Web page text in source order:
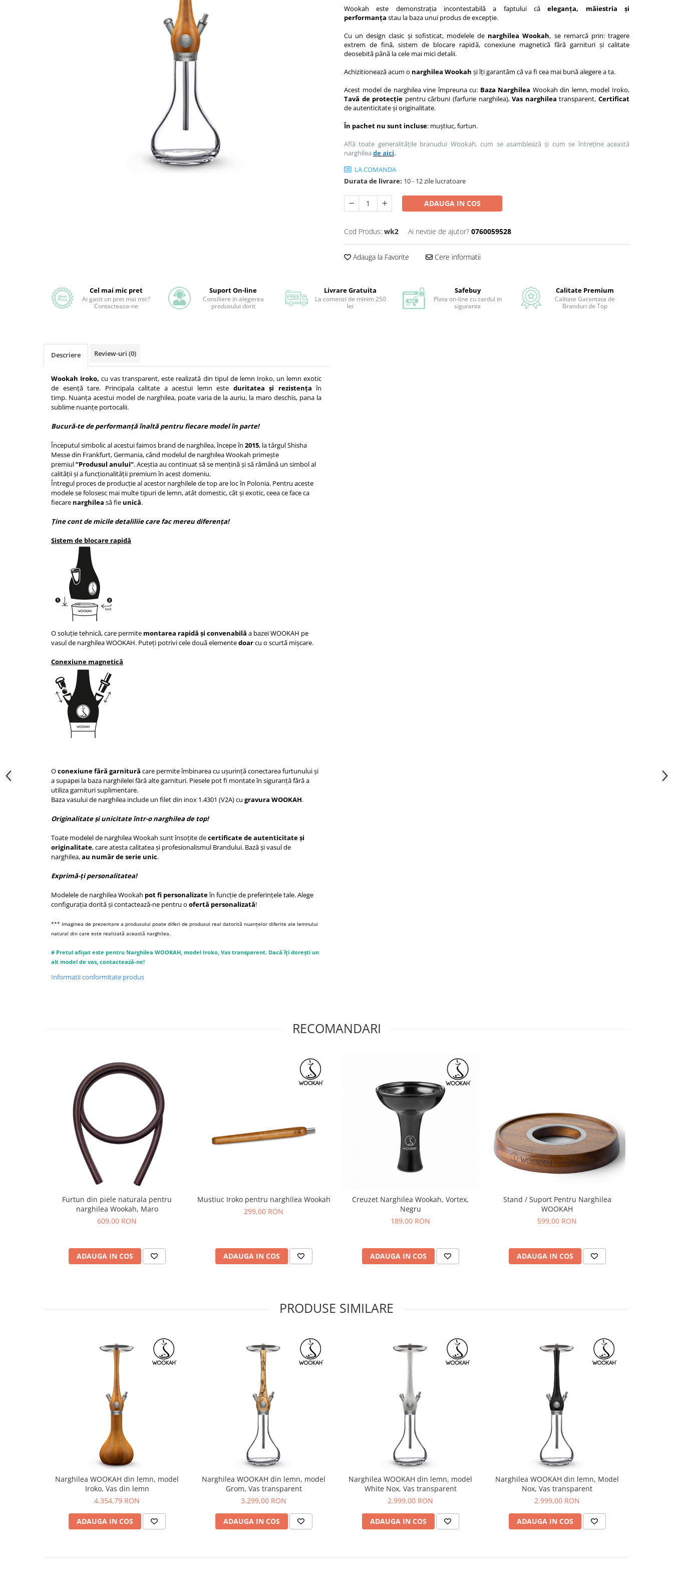
Wookah este demonstrația incontestabilă a faptului că eleganța, măiestria și
performanța stau la baza unui produs de excepție.
Cu un design clasic și sofisticat, modelele de narghilea Wookah, se remarcă prin: tragere
extrem de fină, sistem de blocare rapidă, conexiune magnetică fără garnituri și calitate
deosebită până la cele mai mici detalii.
Achizitionează acum o narghilea Wookah și îți garantăm că va fi cea mai bună alegere a ta.
Acest model de narghilea vine împreuna cu: Baza Narghilea Wookah din lemn, model Iroko,
Tavă de protecție pentru cărbuni (farfurie narghilea),Vas narghilea transparent,Certificat
de autenticitate și originalitate.
În pachet nu sunt incluse: muștiuc, furtun.
Află toate generalitățile branudui Wookah, cum se asamblează și cum se întreține această
narghilea de aici.
LA COMANDA
Durata de livrare: 10 - 12 zile lucratoare
ADAUGA IN COS
Cod Produs: wk2 Ai nevoie de ajutor? 0760059528
Adauga la Favorite Cere informatii
Cel mai mic pret
Ai gasit un pret mai mic?
Contacteaza-ne
Suport On-line
Consiliere in alegerea
produsului dorit
Livrare Gratuita
La comenzi de minim 250
lei
Safebuy
Plata on-line cu cardul in
siguranta
Calitate Premium
Calitate Garantata de
Branduri de Top
Descriere Review-uri (0)
Wookah Iroko, cu vas transparent, este realizată din tipul de lemn Iroko, un lemn exotic
de esență tare. Principala calitate a acestui lemn este duritatea și rezistența în
timp. Nuanța acestui model de narghilea, poate varia de la auriu, la maro deschis, pana la
sublime nuanțe portocalii.
Bucură-te de performanță înaltă pentru fiecare model în parte!
Începutul simbolic al acestui faimos brand de narghilea, începe în 2015, la târgul Shisha
Messe din Frankfurt, Germania, când modelul de narghilea Wookah primește
premiul”Produsul anului”. Aceștia au continuat să se mențină și să rămână un simbol al
calității și a funcționalității premium în acest domeniu.
Întregul proces de producție al acestor narghilele de top are loc în Polonia. Pentru aceste
modele se folosesc mai multe tipuri de lemn, atât domestic, cât și exotic, ceea ce face ca
fiecare narghilea să fie unică.
Ține cont de micile detaliliie care fac mereu diferența!
Sistem de blocare rapidă
O soluție tehnică, care permite montarea rapidă și convenabilă a bazei WOOKAH pe
vasul de narghilea WOOKAH. Puteți potrivi cele două elementedoarcu o scurtă mișcare.
Conexiune magnetică
Oconexiune fără garnitură care permite îmbinarea cu ușurință conectarea furtunului și
a supapei la baza narghilelei fără alte garnituri. Piesele pot fi montate în siguranță fără a
utiliza garnituri suplimentare.
Baza vasului de narghilea include un filet din inox 1.4301 (V2A) cu gravura WOOKAH.
Originalitate și unicitate într-o narghilea de top!
Toate modelel de narghilea Wookah sunt însoțite decertificate de autenticitate și
originalitate, care atesta calitatea și profesionalismul Brandului. Bază și vasul de
narghilea,au număr de serie unic.
Exprimă-ți personalitatea!
Modelele de narghilea Wookah pot fi personalizateîn funcție de preferințele tale. Alege
configurația dorită și contactează-ne pentru o ofertă personalizată!
*** Imaginea de prezentare a produsului poate diferi de produsul real datorită nuanțelor diferite ale lemnului
natural din care este realizată această narghilea.
# Pretul afișat este pentru Narghilea WOOKAH, model Iroko, Vas transparent. Dacă îți dorești un
alt model de vas, contactează-ne!
Informatii conformitate produs
RECOMANDARI
Furtun din piele naturala pentru
narghilea Wookah, Maro
609,00 RON
ADAUGA IN COS
Mustiuc Iroko pentru narghilea Wookah
299,00 RON
ADAUGA IN COS
Creuzet Narghilea Wookah, Vortex,
Negru
189,00 RON
ADAUGA IN COS
Stand / Suport Pentru Narghilea
WOOKAH
599,00 RON
ADAUGA IN COS
PRODUSE SIMILARE
Narghilea WOOKAH din lemn, model
Iroko, Vas din lemn
4.354,79 RON
ADAUGA IN COS
Narghilea WOOKAH din lemn, model
Grom, Vas transparent
3.299,00 RON
ADAUGA IN COS
Narghilea WOOKAH din lemn, model
White Nox, Vas transparent
2.999,00 RON
ADAUGA IN COS
Narghilea WOOKAH din lemn, Model
Nox, Vas transparent
2.999,00 RON
ADAUGA IN COS